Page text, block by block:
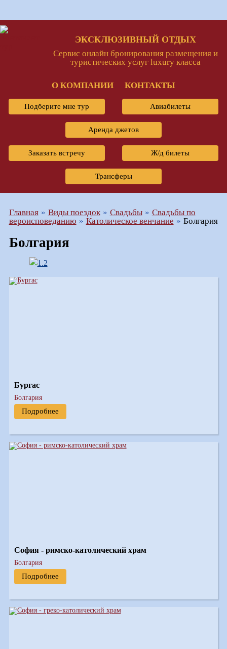
ЭКСКЛЮЗИВНЫЙ ОТДЫХ
Сервис онлайн бронирования размещения и
туристических услуг luxury класса
О КОМПАНИИ КОНТАКТЫ
Подберите мне тур Авиабилеты
Аренда джетов
Заказать встречу Ж/д билеты
Трансферы
Главная Виды поездок Свадьбы
Свадьбы по
вероисповеданию
Католическое венчание Болгария
Болгария
Бургас
Болгария
Подробнее
София - римско-католический храм
Болгария
Подробнее